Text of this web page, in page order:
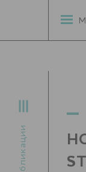
Публикации